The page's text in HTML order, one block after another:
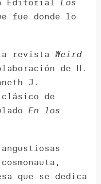
Editorial Los
fue donde lo
revista Weird
de H.
J.
de
En los
que se dedica